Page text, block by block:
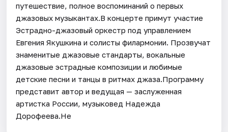
путешествие, полное воспоминаний о первых
джазовых музыкантах.В концерте примут участие
Эстрадно-джазовый оркестр под управлением
Евгения Якушкина и солисты филармонии. Прозвучат
знаменитые джазовые стандарты, вокальные
джазовые эстрадные композиции и любимые
детские песни и танцы в ритмах джаза.Программу
представит автор и ведущая — заслуженная
артистка России, музыковед Надежда
Дорофеева.Не